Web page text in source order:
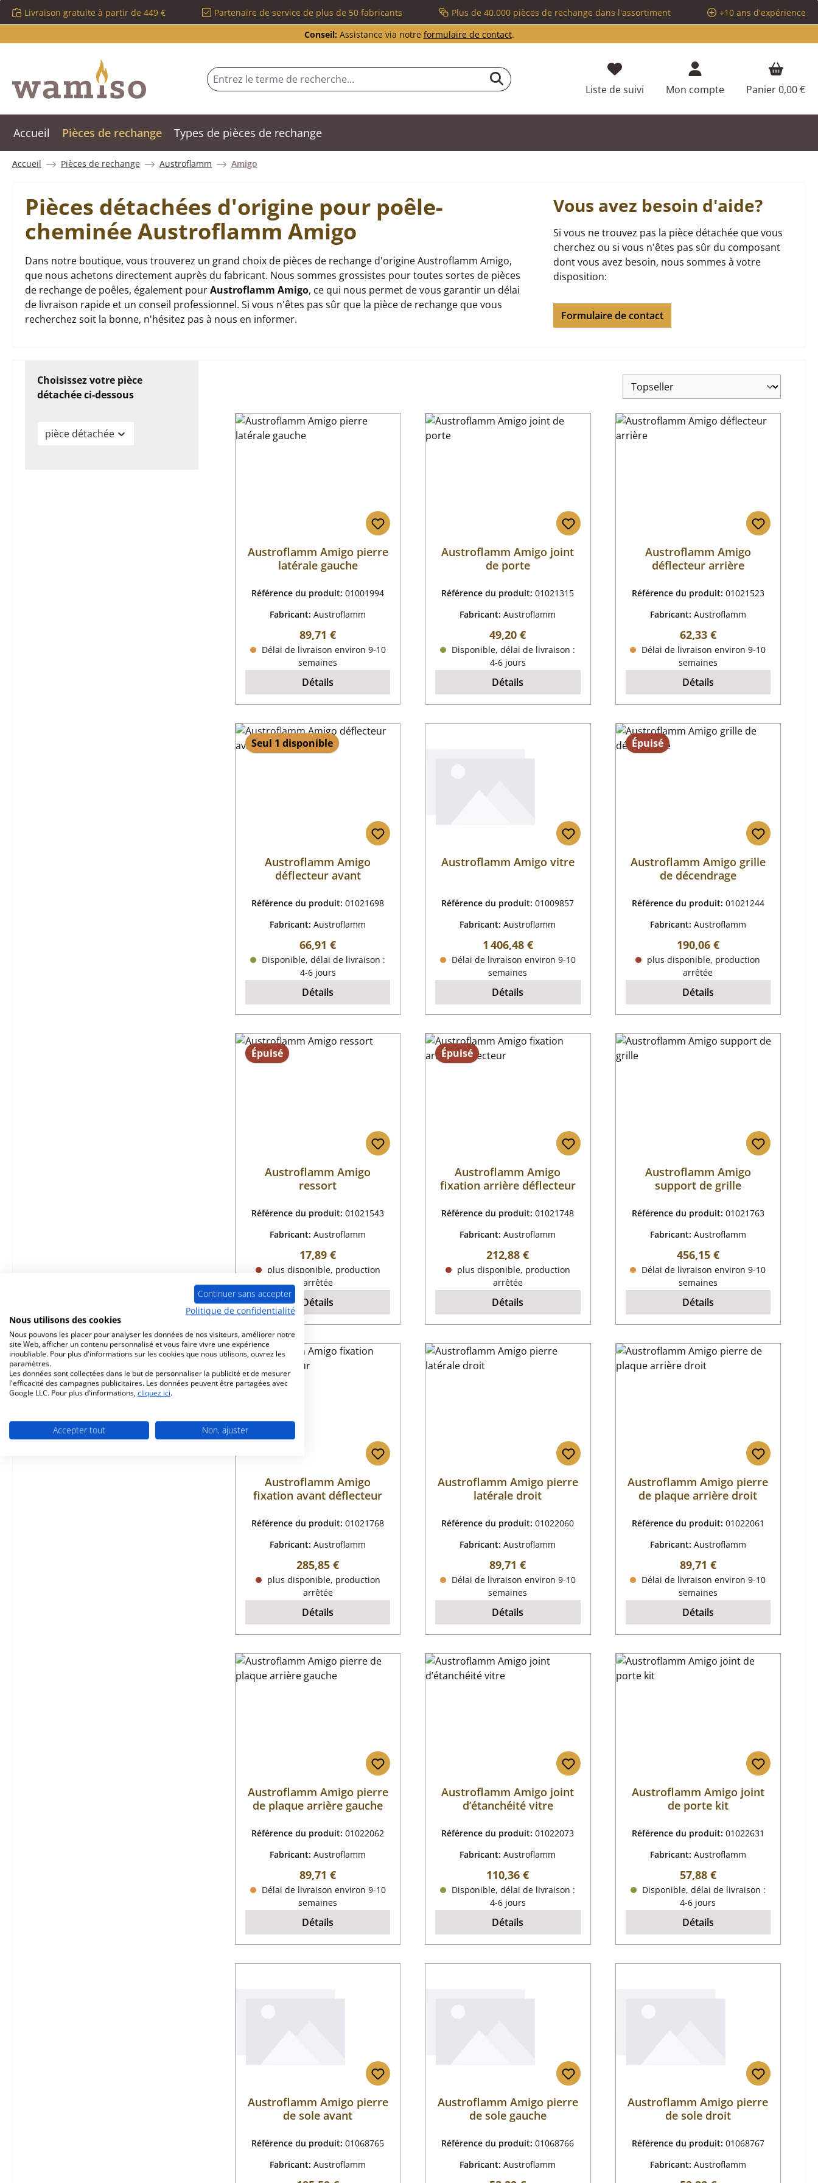
au contenu principal
Passer à la recherche
Passer à la navigation principale
Livraison gratuite à partir de 449 € Partenaire de service de plus de 50 fabricants Plus de 40.000 pièces de rechange dans l'assortiment
+10 ans d'expérience
Conseil: Assistance via notre formulaire de contact.
Liste de suivi Vous avez 0 articles dans votre liste
Mon compte Panier0,00 €
Accueil Pièces de rechange Types de pièces de rechange
Accueil Pièces de rechange Austroflamm Amigo
Pièces détachées d'origine pour poêle-
cheminée Austroflamm Amigo
Dans notre boutique, vous trouverez un grand choix de pièces de rechange d'origine Austroflamm Amigo,
que nous achetons directement auprès du fabricant. Nous sommes grossistes pour toutes sortes de pièces
de rechange de poêles, également pourAustroflamm Amigo, ce qui nous permet de vous garantir un délai
de livraison rapide et un conseil professionnel. Si vous n'êtes pas sûr que la pièce de rechange que vous
recherchez soit la bonne, n'hésitez pas à nous en informer.
Vous avez besoin d'aide?
Si vous ne trouvez pas la pièce détachée que vous
cherchez ou si vous n'êtes pas sûr du composant
dont vous avez besoin, nous sommes à votre
disposition:
Formulaire de contact
Choisissez votre pièce
détachée ci-dessous
pièce détachée
Austroflamm Amigo pierre
latérale gauche
Référence du produit:01001994
Fabricant:Austroflamm
Prix régulier :
89,71 €
Délai de livraison environ 9-10
semaines
Détails
Austroflamm Amigo joint
de porte
Référence du produit:01021315
Fabricant:Austroflamm
Prix régulier :
49,20 €
Disponible, délai de livraison :
4-6 jours
Détails
Austroflamm Amigo
déflecteur arrière
Référence du produit: 01021523
Fabricant: Austroflamm
Prix régulier :
62,33 €
Délai de livraison environ 9-10
semaines
Détails
Seul 1 disponible
Austroflamm Amigo
déflecteur avant
Référence du produit:01021698
Fabricant:Austroflamm
Prix régulier :
66,91 €
Disponible, délai de livraison :
4-6 jours
Détails
Austroflamm Amigo vitre
Référence du produit:01009857
Fabricant:Austroflamm
Prix régulier :
1 406,48 €
Délai de livraison environ 9-10
semaines
Détails
Épuisé
Austroflamm Amigo grille
de décendrage
Référence du produit: 01021244
Fabricant: Austroflamm
Prix régulier :
190,06 €
plus disponible, production
arrêtée
Détails
Épuisé
Austroflamm Amigo
ressort
Référence du produit:01021543
Fabricant:Austroflamm
Prix régulier :
17,89 €
plus disponible, production
arrêtée
Détails
Épuisé
Austroflamm Amigo
fixation arrière déflecteur
Référence du produit:01021748
Fabricant:Austroflamm
Prix régulier :
212,88 €
plus disponible, production
arrêtée
Détails
Austroflamm Amigo
support de grille
Référence du produit: 01021763
Fabricant: Austroflamm
Prix régulier :
456,15 €
Délai de livraison environ 9-10
semaines
Détails
Austroflamm Amigo
fixation avant déflecteur
Référence du produit:01021768
Fabricant:Austroflamm
Prix régulier :
285,85 €
plus disponible, production
arrêtée
Détails
Austroflamm Amigo pierre
latérale droit
Référence du produit:01022060
Fabricant:Austroflamm
Prix régulier :
89,71 €
Délai de livraison environ 9-10
semaines
Détails
Austroflamm Amigo pierre
de plaque arrière droit
Référence du produit: 01022061
Fabricant: Austroflamm
Prix régulier :
89,71 €
Délai de livraison environ 9-10
semaines
Détails
Austroflamm Amigo pierre
de plaque arrière gauche
Référence du produit:01022062
Fabricant:Austroflamm
Prix régulier :
89,71 €
Délai de livraison environ 9-10
semaines
Détails
Austroflamm Amigo joint
d’étanchéité vitre
Référence du produit:01022073
Fabricant:Austroflamm
Prix régulier :
110,36 €
Disponible, délai de livraison :
4-6 jours
Détails
Austroflamm Amigo joint
de porte kit
Référence du produit: 01022631
Fabricant: Austroflamm
Prix régulier :
57,88 €
Disponible, délai de livraison :
4-6 jours
Détails
Austroflamm Amigo pierre
de sole avant
Référence du produit:01068765
Fabricant:Austroflamm
Austroflamm Amigo pierre
de sole gauche
Référence du produit:01068766
Fabricant:Austroflamm
Austroflamm Amigo pierre
de sole droit
Référence du produit: 01068767
Fabricant: Austroflamm
Continuer sans accepter
Politique de confidentialité
Nous utilisons des cookies
Nous pouvons les placer pour analyser les données de nos visiteurs, améliorer notre
site Web, afficher un contenu personnalisé et vous faire vivre une expérience
inoubliable. Pour plus d'informations sur les cookies que nous utilisons, ouvrez les
paramètres.
Les données sont collectées dans le but de personnaliser la publicité et de mesurer
l'efficacité des campagnes publicitaires. Les données peuvent être partagées avec
Google LLC. Pour plus d'informations, cliquez ici.
Accepter tout Non, ajuster